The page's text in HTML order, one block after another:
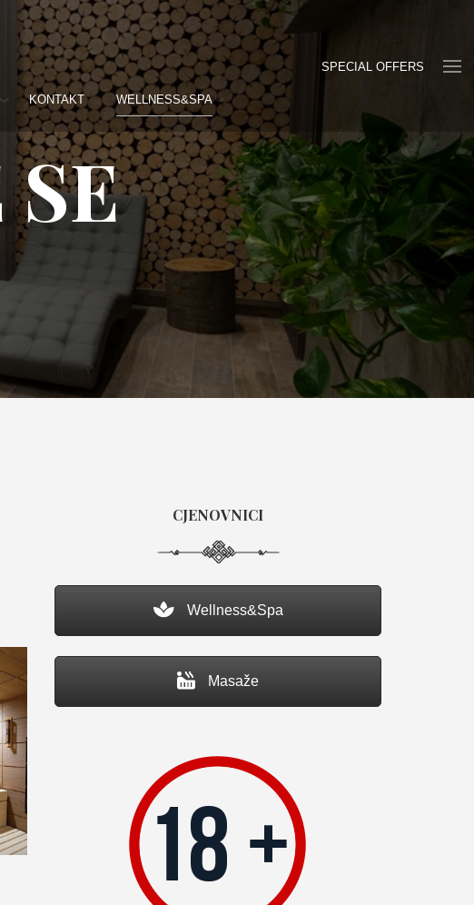
KONTAKT WELLNESS&SPA
SPECIAL OFFERS
CJENOVNICI
Wellness&Spa
Masaže